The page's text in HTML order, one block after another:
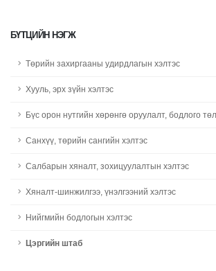
БҮТЦИЙН НЭГЖ
Төрийн захиргааны удирдлагын хэлтэс
Хууль, эрх зүйн хэлтэс
Бүс орон нутгийн хөрөнгө оруулалт, бодлого
Санхүү, төрийн сангийн хэлтэс
Салбарын хяналт, зохицуулалтын хэлтэс
Хяналт-шинжилгээ, үнэлгээний хэлтэс
Нийгмийн бодлогын хэлтэс
Цэргийн штаб